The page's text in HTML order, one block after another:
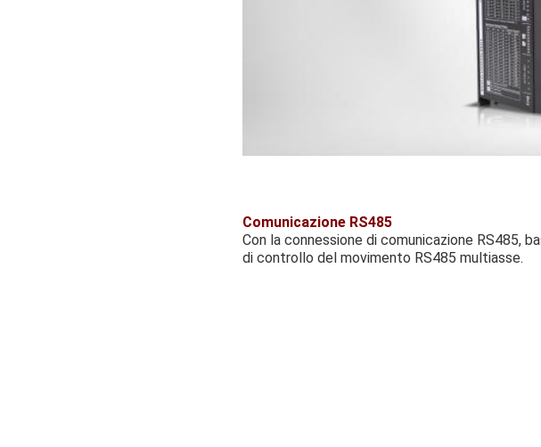
Comunicazione RS485
Con la connessione di comunicazione RS485,
di controllo del movimento RS485 multiasse.